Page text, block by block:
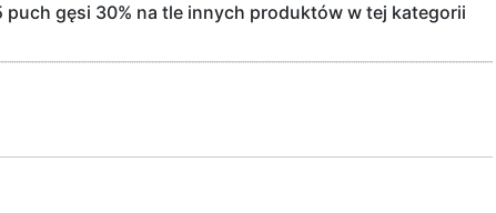
gęsi 30% na tle innych produktów w tej kategorii